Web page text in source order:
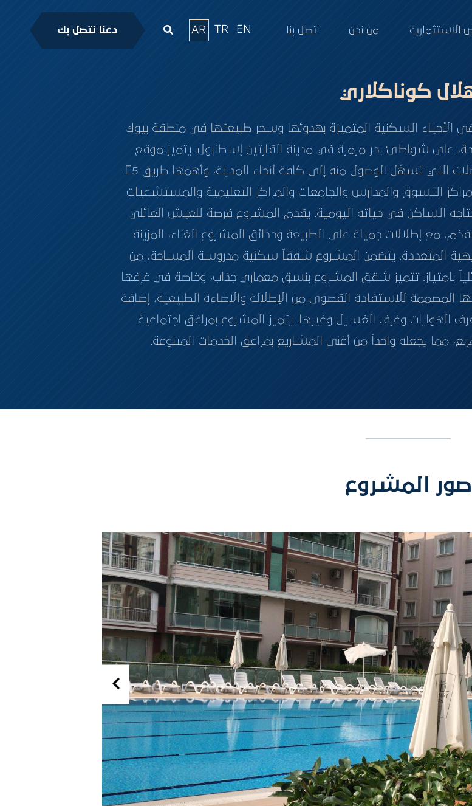
الاستثمارية من نحن اتصل بنا EN
TR
AR دعنا نتصل بك
كوناكلاري
السكنية المتميزة بهدوئها وسحر طبيعتها في منطقة بيوك
على شواطئ بحر مرمرة في مدينة القارتين إسطنبول. يتميز موقع
المشروع بالقرب من أهم طرق ووسائل المواصلات التي تسهّل الوصول منه إلى كافة أنحاء المدينة، وأهمها طريق E5
التسوق والمدارس والجامعات والمراكز التعليمية والمستشفيات
الساكن في حياته اليومية. يقدم المشروع فرصة للعيش العائلي
مع إطلالات جميلة على الطبيعة وحدائق المشروع الغناء، المزينة
المتعددة. يتضمن المشروع شققاً سكنية مدروسة المساحة، من
مشروعاً عائلياً بامتياز. تتميز شقق المشروع بنسق معماري جذاب، وخاصة في غرفها
المصممة للاستفادة القصوى من الإطلالة والاضاءة الطبيعية، إضافة
الهوايات وغرف الغسيل وغيرها. يتميز المشروع بمرافق اجتماعية
صور المشروع